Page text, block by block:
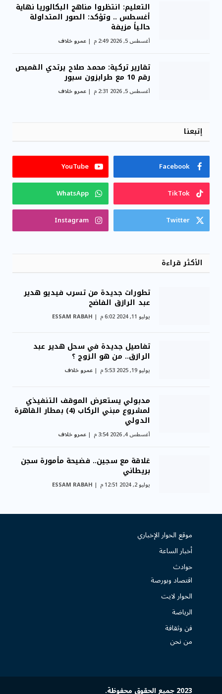
التعليم: انتظروا مناهج البكالوريا نهاية
أغسطس .. وتؤكد: الصور المتداولة
حالياً مزيفة
أغسطس 5, 2026 2:49 م عمرو خلاف
تقارير تركية: محمد صلاح يرتدي القميص
رقم 10 مع طرابزون سبور
أغسطس 5, 2026 2:31 م عمرو خلاف
إتبعنا
Facebook
YouTube
TikTok
WhatsApp
Twitter
Instagram
الأكثر قراءة
تطورات جديدة من تسرب فيديو هدير
عبد الرازق الفاضح
يوليو 11, 2024 6:02 م ESSAM RABAH
تفاصيل جديدة في سحل هدير عبد
الرازق.. من هو الزوج ؟
يوليو 19, 2025 5:53 م عمرو خلاف
مدبولي يستعرض الموقف التنفيذي
لمشروع مبني الركاب (4) بمطار القاهرة
الدولي
أغسطس 4, 2026 3:54 م عمرو خلاف
عَلاقة مع سجين.. فضيحة مأمورة سجن
بريطاني
يوليو 2, 2024 12:51 م ESSAM RABAH
موقع الحوار الإخباري
أخبار الساعة
حوادث
اقتصاد وبورصة
الحوار لايت
الرياضة
فن وثقافة
من نحن
2023 جميع الحقوق محفوظة.